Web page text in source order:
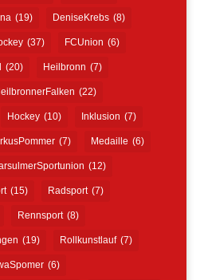
(19) DeniseKrebs (8)
(37) FCUnion (6)
(20) Heilbronn (7)
(22)
Hockey (10) Inklusion (7)
(7) Medaille (6)
(12)
(15) Radsport (7)
Rennsport (8)
(19) Rollkunstlauf (7)
(6)